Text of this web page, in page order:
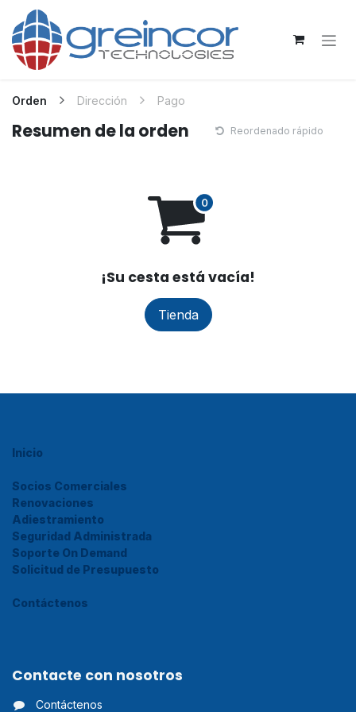
Ir al contenido
Orden Dirección Pago
Resumen de la orden Reordenado rápido
¡Su cesta está vacía!
Tienda
Inicio
Socios Comerciales
Renovaciones
Adiestramiento
Seguridad Administrada
Soporte On Demand
Solicitud de Presupuesto
Contáctenos
Contacte con nosotros
Contáctenos